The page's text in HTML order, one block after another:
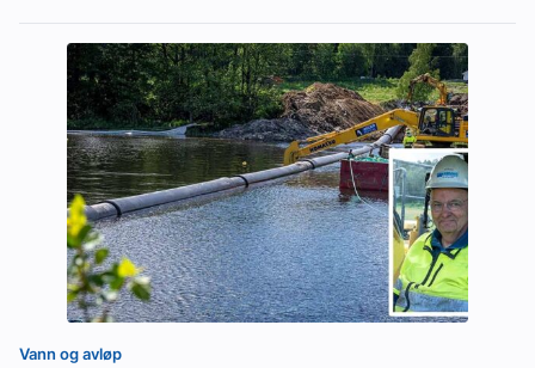
Vann og avløp